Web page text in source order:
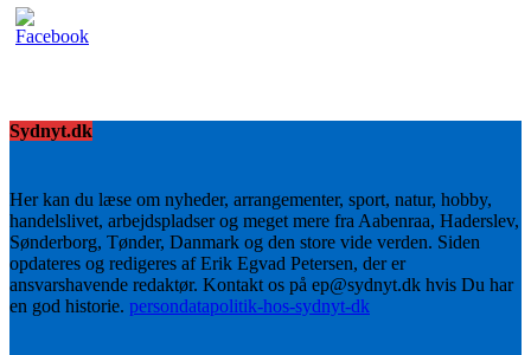
Sydnyt.dk
Her kan du læse om nyheder, arrangementer, sport, natur, hobby,
handelslivet, arbejdspladser og meget mere fra Aabenraa, Haderslev,
Sønderborg, Tønder, Danmark og den store vide verden. Siden
opdateres og redigeres af Erik Egvad Petersen, der er
ansvarshavende redaktør. Kontakt os på ep@sydnyt.dk hvis Du har
en god historie. persondatapolitik-hos-sydnyt-dk